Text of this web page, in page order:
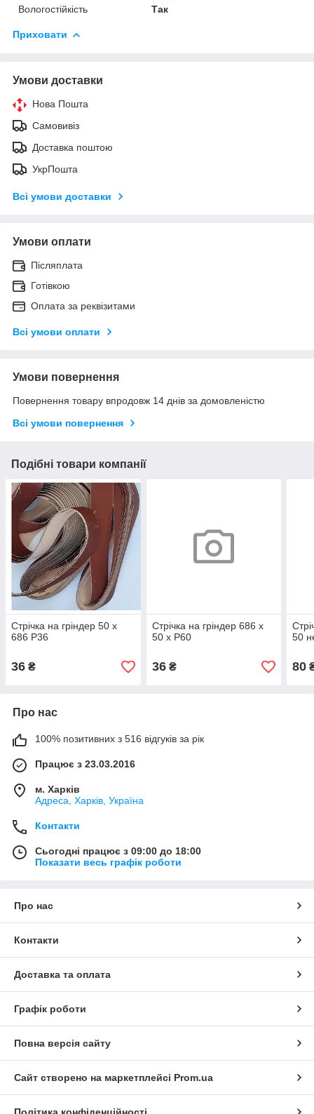
Вологостійкість
Так
Приховати
Умови доставки
Нова Пошта
Самовивіз
Доставка поштою
УкрПошта
Всі умови доставки
Умови оплати
Післяплата
Готівкою
Оплата за реквізитами
Всі умови оплати
Умови повернення
Повернення товару впродовж 14 днів за домовленістю
Всі умови повернення
Подібні товари компанії
Стрічка на гріндер 50 х
686 Р36
36 ₴
Стрічка на гріндер 686 х
50 х Р60
36₴
50
80
Про нас
100% позитивних з 516 відгуків за рік
Працює з 23.03.2016
м. Харків
Адреса, Харків, Україна
Контакти
Сьогодні працює з 09:00 до 18:00
Показати весь графік роботи
Про нас
Контакти
Доставка та оплата
Графік роботи
Повна версія сайту
Сайт створено на маркетплейсі Prom.ua